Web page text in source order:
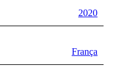
2020
França